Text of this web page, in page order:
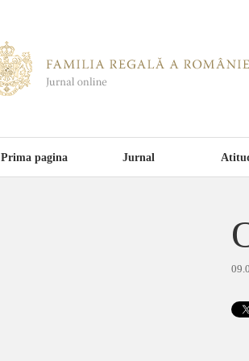
Prima pagina Jurnal